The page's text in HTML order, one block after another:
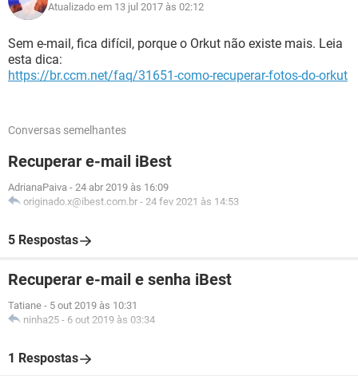
Atualizado em 13 jul 2017 às 02:12
Sem e-mail, fica difícil, porque o Orkut não existe mais. Leia
esta dica:
https://br.ccm.net/faq/31651-como-recuperar-fotos-do-orkut
Conversas semelhantes
Recuperar e-mail iBest
AdrianaPaiva - 24 abr 2019 às 16:09
originado.x@ibest.com.br - 24 fev 2021 às 14:53
5 Respostas
Recuperar e-mail e senha iBest
Tatiane - 5 out 2019 às 10:31
ninha25 - 6 out 2019 às 03:34
1 Respostas